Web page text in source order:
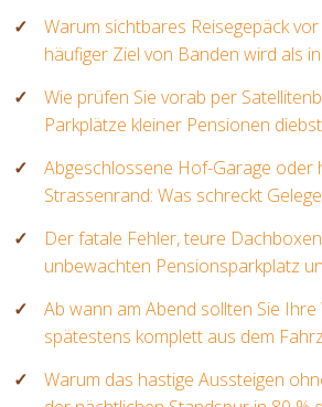
Warum sichtbares Reisegepäck
häufiger Ziel von Banden wird als
Wie prüfen Sie vorab per
Parkplätze kleiner Pensionen
Abgeschlossene Hof-Garage oder
Strassenrand: Was schreckt
Der fatale Fehler, teure
unbewachten Pensionsparkplatz
Ab wann am Abend sollten Sie
spätestens komplett aus dem
Warum das hastige Aussteigen